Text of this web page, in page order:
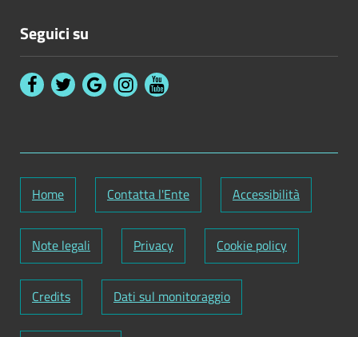
Seguici su
Home Contatta l'Ente Accessibilità
Note legali Privacy Cookie policy
Credits Dati sul monitoraggio